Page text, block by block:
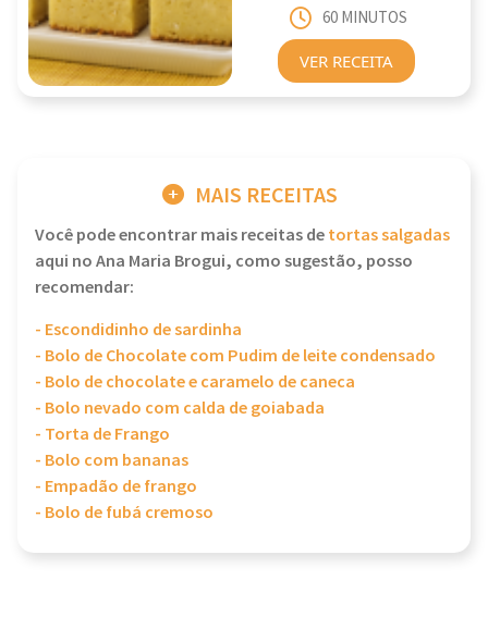
60 MINUTOS
VER RECEITA
MAIS RECEITAS
Você pode encontrar mais receitas detortas salgadas
aqui no Ana Maria Brogui, como sugestão, posso
recomendar:
- Escondidinho de sardinha
- Bolo de Chocolate com Pudim de leite condensado
- Bolo de chocolate e caramelo de caneca
- Bolo nevado com calda de goiabada
- Torta de Frango
- Bolo com bananas
- Empadão de frango
- Bolo de fubá cremoso